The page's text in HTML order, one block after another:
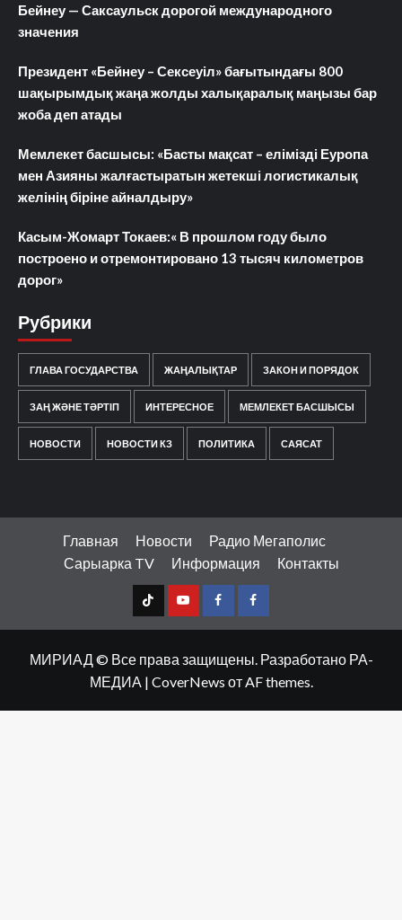
Бейнеу — Саксаульск дорогой международного
значения
Президент «Бейнеу – Сексеуіл» бағытындағы 800
шақырымдық жаңа жолды халықаралық маңызы бар
жоба деп атады
Мемлекет басшысы: «Басты мақсат – елімізді Еуропа
мен Азияны жалғастыратын жетекші логистикалық
желінің біріне айналдыру»
Касым-Жомарт Токаев:« В прошлом году было
построено и отремонтировано 13 тысяч километров
дорог»
Рубрики
ГЛАВА ГОСУДАРСТВА ЖАҢАЛЫҚТАР ЗАКОН И ПОРЯДОК
ЗАҢ ЖӘНЕ ТӘРТІП ИНТЕРЕСНОЕ МЕМЛЕКЕТ БАСШЫСЫ
НОВОСТИ НОВОСТИ КЗ ПОЛИТИКА САЯСАТ
Главная Новости
Радио Мегаполис
Сарыарка TV
Информация Контакты
TT Youtube
FB1 FB2
МИРИАД © Все права защищены. Разработано РА-
МЕДИА | CoverNews от AF themes.